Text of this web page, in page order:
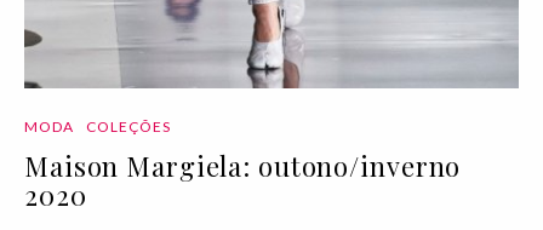
MODA COLEÇÕES
Maison Margiela: outono/inverno
2020